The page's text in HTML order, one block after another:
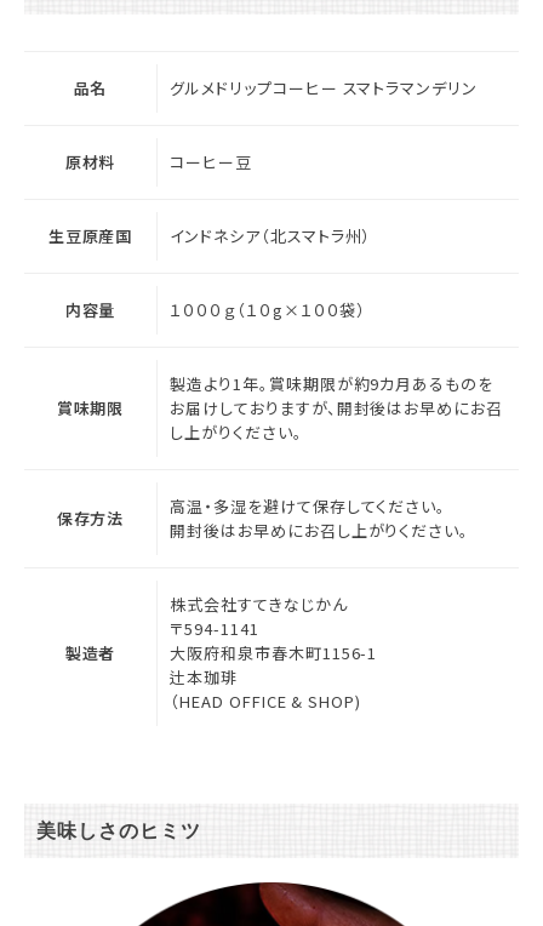
品名 グルメドリップコーヒー スマトラマンデリン
原材料 コーヒー豆
生豆原産国 インドネシア（北スマトラ州）
内容量 １０００ｇ（１０g×１００袋）
賞味期限
製造より1年。賞味期限が約9カ月あるものを
お届けしておりますが、開封後はお早めにお召
し上がりください。
保存方法
高温・多湿を避けて保存してください。
開封後はお早めにお召し上がりください。
製造者
株式会社すてきなじかん
〒594-1141
大阪府和泉市春木町1156-1
辻本珈琲
（HEAD OFFICE & SHOP)
美味しさのヒミツ